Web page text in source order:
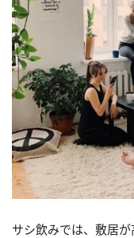
サシ飲みでは、敷居